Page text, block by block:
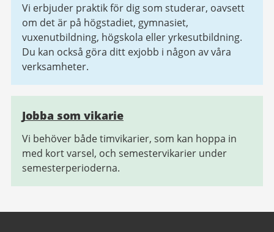
Vi erbjuder praktik för dig som studerar, oavsett
om det är på högstadiet, gymnasiet,
vuxenutbildning, högskola eller yrkesutbildning.
Du kan också göra ditt exjobb i någon av våra
verksamheter.
Jobba som vikarie
Vi behöver både timvikarier, som kan hoppa in
med kort varsel, och semestervikarier under
semesterperioderna.